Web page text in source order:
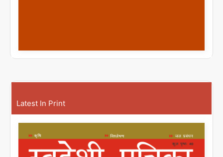
Latest In Print